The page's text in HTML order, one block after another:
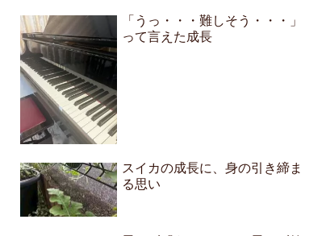
「うっ・・・難しそう・・・」
って言えた成長
スイカの成長に、身の引き締ま
る思い